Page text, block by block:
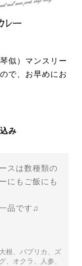
似）マンスリー
で、お早めにお
込み
スは数種類の
にもご飯にも
品です♫
根、パプリカ、ズ
、オクラ、人参、